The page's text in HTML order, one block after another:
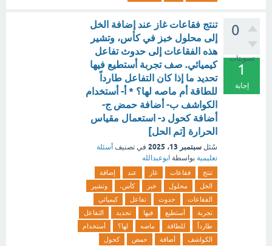
0
تصويتات
1
إجابة
تنتج فقاعات غاز عند إضافة الخل
إلى محلول خبز في كأس، وتشير
هذه الفقاعات إلى حدوث تفاعل
كيميائي. صف تجربة أستطيع فيها
تحديد ما إذا كان التفاعل طارداً
للطاقة أم ماصه لها؟ * أ- أستخدام
الكواشف ب- أضافة حمض ج-
أضافة كحول د- استعمال مقياس
الحرارة [تم الحل]
سُئل سبتمبر 13، 2025 في تصنيف أسئلة
تعليمية بواسطة ابوعبدالله
تنتج فقاعات غاز عند
إضافة
الخل
محلول خبز كأس،
وتشير
الفقاعات
حدوث تفاعل
كيميائي
تجربة
أستطيع فيها تحديد
التفاعل
طارداً
للطاقة ماصه لها؟
أستخدام
الكواشف
أضافة حمض
كحول